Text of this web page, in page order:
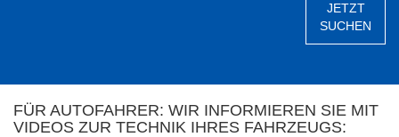
JETZT
SUCHEN
FÜR AUTOFAHRER: WIR INFORMIEREN SIE MIT
VIDEOS ZUR TECHNIK IHRES FAHRZEUGS: